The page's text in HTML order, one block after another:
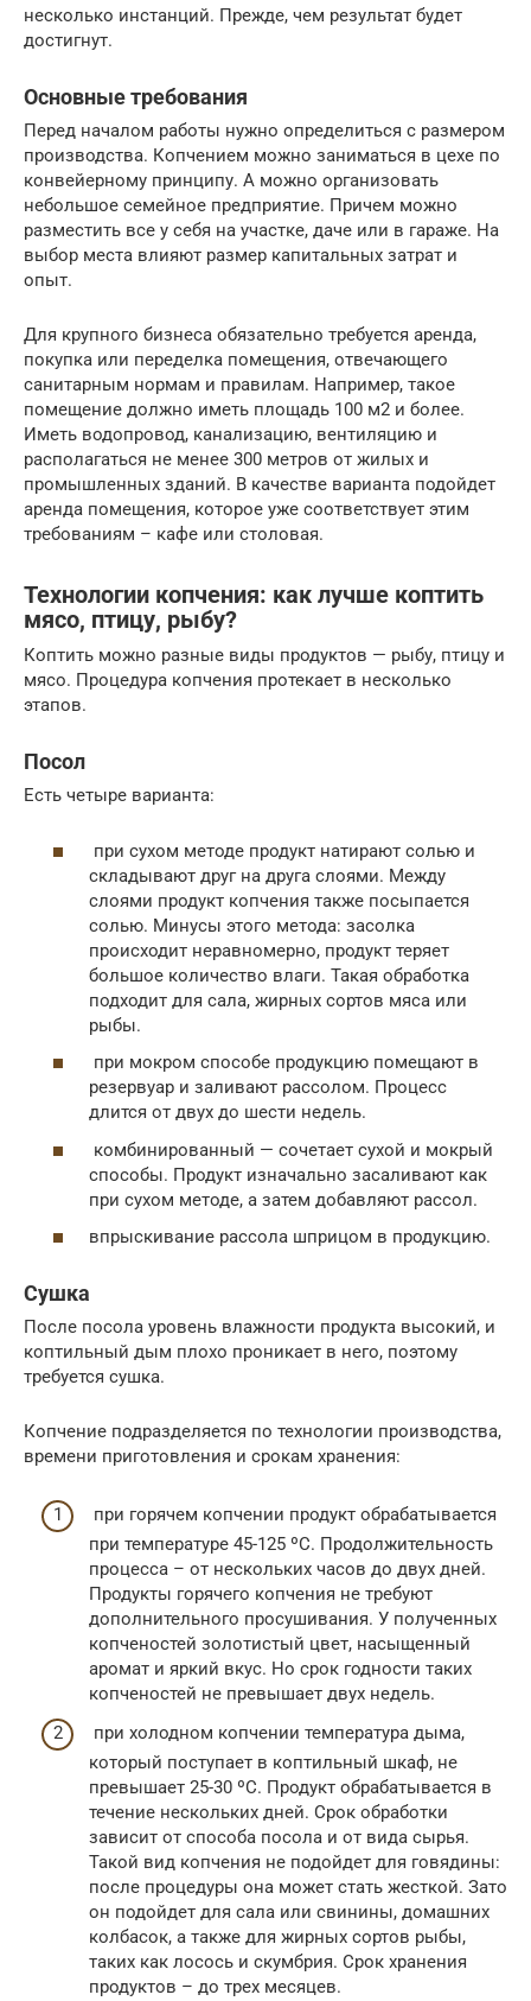
несколько инстанций. Прежде, чем результат будет
достигнут.
Основные требования
Перед началом работы нужно определиться с размером
производства. Копчением можно заниматься в цехе по
конвейерному принципу. А можно организовать
небольшое семейное предприятие. Причем можно
разместить все у себя на участке, даче или в гараже. На
выбор места влияют размер капитальных затрат и
опыт.
Для крупного бизнеса обязательно требуется аренда,
покупка или переделка помещения, отвечающего
санитарным нормам и правилам. Например, такое
помещение должно иметь площадь 100 м2 и более.
Иметь водопровод, канализацию, вентиляцию и
располагаться не менее 300 метров от жилых и
промышленных зданий. В качестве варианта подойдет
аренда помещения, которое уже соответствует этим
требованиям – кафе или столовая.
Технологии копчения: как лучше коптить
мясо, птицу, рыбу?
Коптить можно разные виды продуктов — рыбу, птицу и
мясо. Процедура копчения протекает в несколько
этапов.
Посол
Есть четыре варианта:
при сухом методе продукт натирают солью и
складывают друг на друга слоями. Между
слоями продукт копчения также посыпается
солью. Минусы этого метода: засолка
происходит неравномерно, продукт теряет
большое количество влаги. Такая обработка
подходит для сала, жирных сортов мяса или
рыбы.
при мокром способе продукцию помещают в
резервуар и заливают рассолом. Процесс
длится от двух до шести недель.
комбинированный — сочетает сухой и мокрый
способы. Продукт изначально засаливают как
при сухом методе, а затем добавляют рассол.
впрыскивание рассола шприцом в продукцию.
Сушка
После посола уровень влажности продукта высокий, и
коптильный дым плохо проникает в него, поэтому
требуется сушка.
Копчение подразделяется по технологии производства,
времени приготовления и срокам хранения:
при горячем копчении продукт обрабатывается
при температуре 45-125 ºС. Продолжительность
процесса – от нескольких часов до двух дней.
Продукты горячего копчения не требуют
дополнительного просушивания. У полученных
копченостей золотистый цвет, насыщенный
аромат и яркий вкус. Но срок годности таких
копченостей не превышает двух недель.
при холодном копчении температура дыма,
который поступает в коптильный шкаф, не
превышает 25-30 ºС. Продукт обрабатывается в
течение нескольких дней. Срок обработки
зависит от способа посола и от вида сырья.
Такой вид копчения не подойдет для говядины:
после процедуры она может стать жесткой. Зато
он подойдет для сала или свинины, домашних
колбасок, а также для жирных сортов рыбы,
таких как лосось и скумбрия. Срок хранения
продуктов – до трех месяцев.